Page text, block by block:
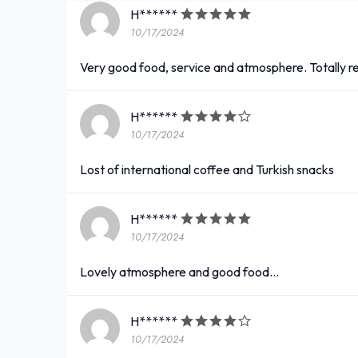
H******
10/17/2024
Very good food, service and atmosphere. Totally
H******
10/17/2024
Lost of international coffee and Turkish snacks
H******
10/17/2024
Lovely atmosphere and good food...
H******
10/17/2024